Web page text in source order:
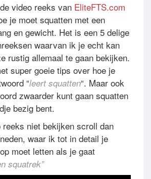
video reeks van EliteFTS.com
je moet squatten met een
en gewicht. Het is een 5 delige
waarvan ik je echt kan
rustig allemaal te gaan bekijken.
super goeie tips over hoe je
“leert squatten“. Maar ook
zwaarder kunt gaan squatten
bezig bent.
niet bekijken scroll dan
waar ik tot in detail je
moet letten als je gaat
squatrek”